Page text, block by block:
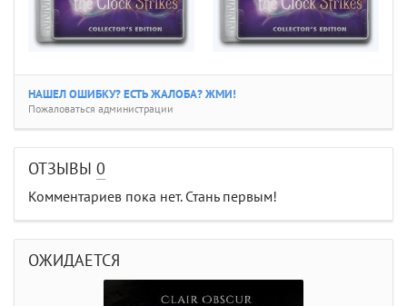
НАШЕЛ ОШИБКУ? ЕСТЬ ЖАЛОБА? ЖМИ!
Пожаловаться администрации
ОТЗЫВЫ 0
Комментариев пока нет. Стань первым!
ОЖИДАЕТСЯ